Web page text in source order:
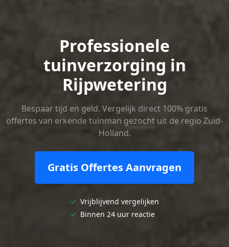
Professionele
tuinverzorging in
Rijpwetering
Bespaar tijd en geld. Vergelijk direct 100% gratis
offertes van erkende tuinman gezocht uit de regio Zuid-
Holland.
Gratis Offertes Aanvragen
✓ Vrijblijvend vergelijken
✓ Binnen 24 uur reactie